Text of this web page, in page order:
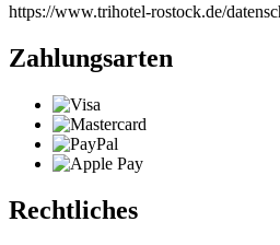
https://www.trihotel-rostock.de/
Zahlungsarten
Rechtliches